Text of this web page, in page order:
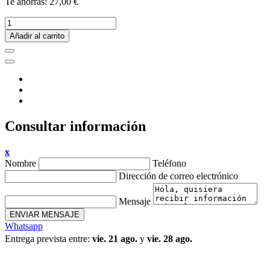
Añadir al carrito
Consultar información
x
Nombre
Teléfono
Dirección de correo electrónico
Mensaje
ENVIAR MENSAJE
Whatsapp
Entrega prevista entre: vie. 21 ago. y vie. 28 ago.